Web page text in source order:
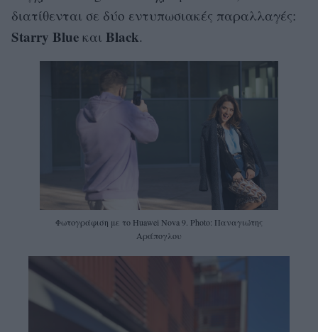
διατίθενται σε δύο εντυπωσιακές παραλλαγές:
Starry Blue και Black.
Φωτογράφιση με το Huawei Nova 9. Photo: Παναγιώτης
Αράπογλου